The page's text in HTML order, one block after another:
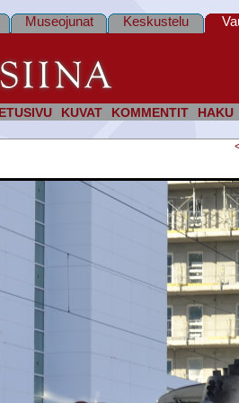
ETUSIVU KUVAT KOMMENTIT HAKU
Museojunat Keskustelu